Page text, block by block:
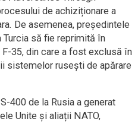
de achiziționare a
De asemenea, președintele
să fie reprimită în
35, din care a fost exclusă în
sistemelor rusești de apărare
400 de la Rusia a generat
Unite și aliații NATO,